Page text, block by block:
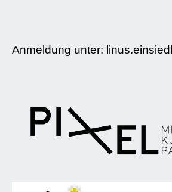
Anmeldung unter: